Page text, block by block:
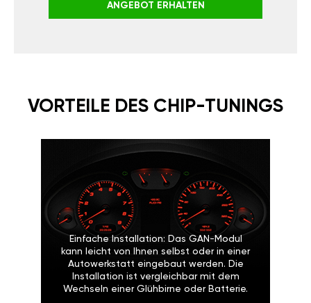
ANGEBOT ERHALTEN
VORTEILE DES CHIP-TUNINGS
Einfache Installation: Das GAN-Modul
kann leicht von Ihnen selbst oder in einer
Autowerkstatt eingebaut werden. Die
Installation ist vergleichbar mit dem
Wechseln einer Glühbirne oder Batterie.